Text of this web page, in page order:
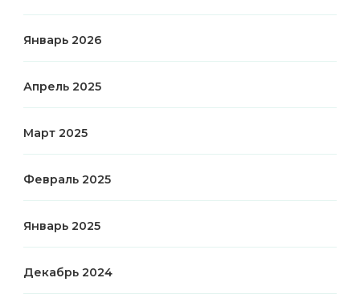
Январь 2026
Апрель 2025
Март 2025
Февраль 2025
Январь 2025
Декабрь 2024